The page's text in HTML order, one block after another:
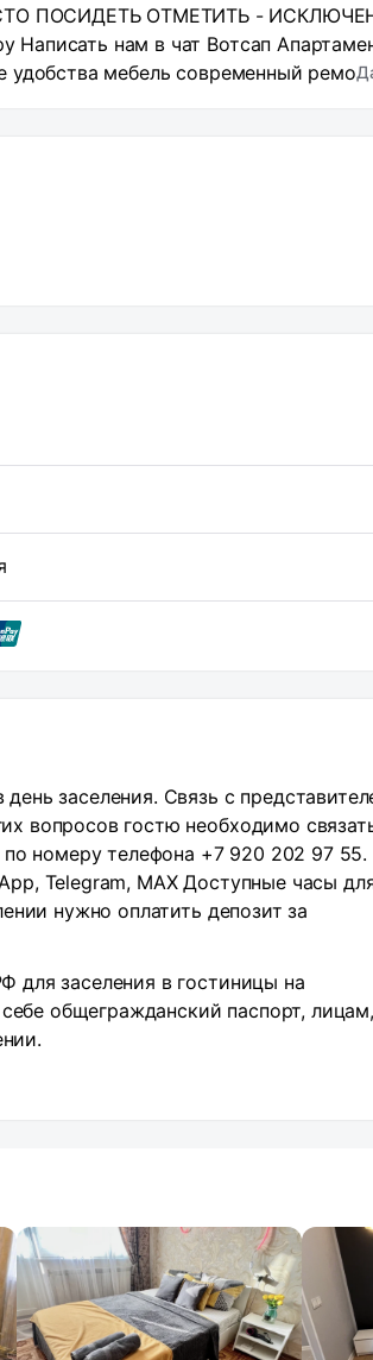
ПОСИДЕТЬ ОТМЕТИТЬ -
Написать нам в чат Вотсап
удобства мебель современный
квартиру на сутки и более есть
Белгу ,кооперативный университет
спальных мест 2 ВЕЧЕРИНКИ,
Квартира только для проживания
отчётные документы.
ПОСИДЕТЬ ОТМЕТИТЬ -
заселения. Связь с
вопросов гостю необходимо
по номеру телефона +7 920 202 97 55.
Telegram, MAX Доступные часы
нужно оплатить депозит за
для заселения в гостиницы на
общегражданский паспорт,